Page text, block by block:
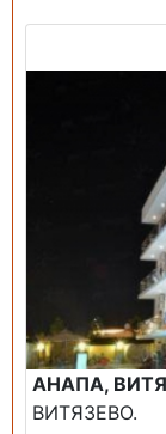
АНАПА,
ВИТЯЗЕВО.